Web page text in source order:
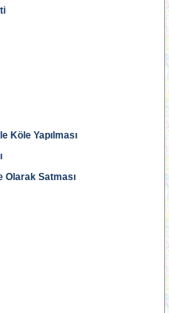
Köle Yapılması
Olarak Satması